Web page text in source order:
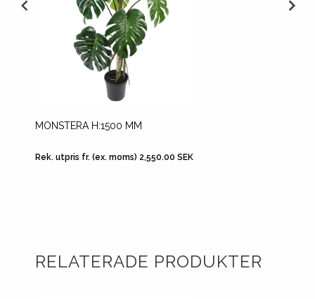
MONSTERA H:1500 MM
Rek. utpris fr. (ex. moms) 2,550.00 SEK
RELATERADE PRODUKTER